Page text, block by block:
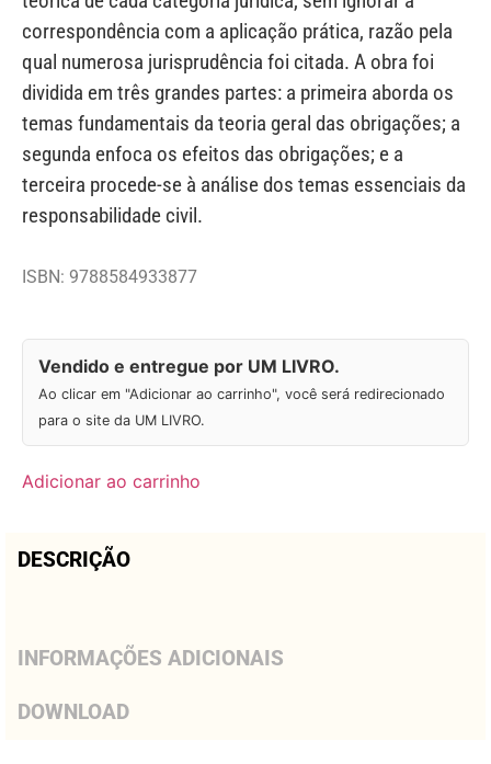
correspondência com a aplicação prática, razão pela
qual numerosa jurisprudência foi citada. A obra foi
dividida em três grandes partes: a primeira aborda os
temas fundamentais da teoria geral das obrigações; a
segunda enfoca os efeitos das obrigações; e a
terceira procede-se à análise dos temas essenciais da
responsabilidade civil.
ISBN: 9788584933877
Vendido e entregue por UM LIVRO.
Ao clicar em "Adicionar ao carrinho", você será redirecionado
para o site da UM LIVRO.
Adicionar ao carrinho
DESCRIÇÃO
INFORMAÇÕES ADICIONAIS
DOWNLOAD